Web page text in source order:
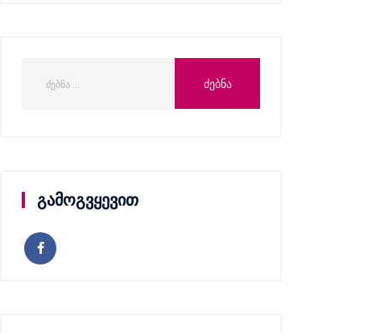
გამოგვყევით